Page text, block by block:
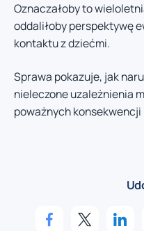
Oznaczałoby to
oddaliłoby perspektywę
kontaktu z dziećmi.
Sprawa pokazuje, jak
nieleczone uzależnienia
poważnych